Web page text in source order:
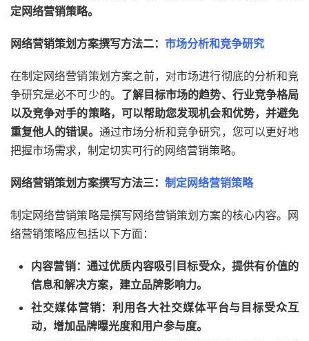
定网络营销策略。
网络营销策划方案撰写方法二： 市场分析和竞争研究
在制定网络营销策划方案之前，对市场进行彻底的分析和竞
争研究是必不可少的。 了解目标市场的趋势、行业竞争格局
以及竞争对手的策略，可以帮助您发现机会和优势，并避免
重复他人的错误。 通过市场分析和竞争研究，您可以更好地
把握市场需求，制定切实可行的网络营销策略。
网络营销策划方案撰写方法三： 制定网络营销策略
制定网络营销策略是撰写网络营销策划方案的核心内容。网
络营销策略应包括以下方面：
内容营销：通过优质内容吸引目标受众，提供有价值的
信息和解决方案，建立品牌影响力。
社交媒体营销：利用各大社交媒体平台与目标受众互
动，增加品牌曝光度和用户参与度。